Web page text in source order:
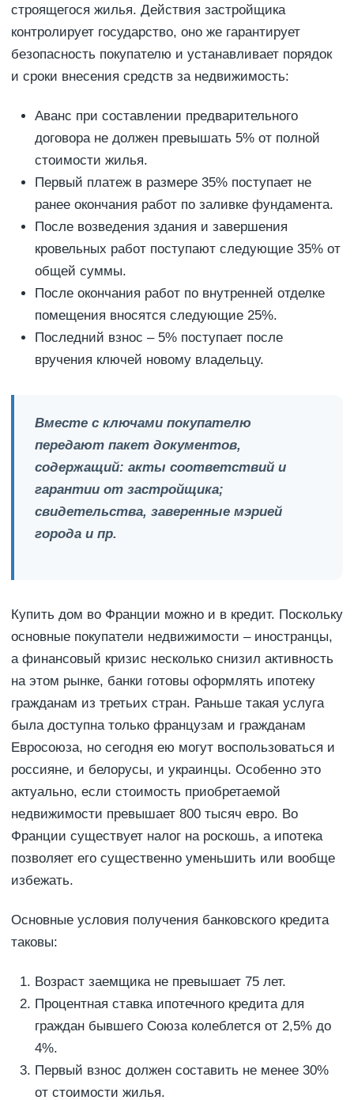
строящегося жилья. Действия застройщика
контролирует государство, оно же гарантирует
безопасность покупателю и устанавливает порядок
и сроки внесения средств за недвижимость:
Аванс при составлении предварительного
договора не должен превышать 5% от полной
стоимости жилья.
Первый платеж в размере 35% поступает не
ранее окончания работ по заливке фундамента.
После возведения здания и завершения
кровельных работ поступают следующие 35% от
общей суммы.
После окончания работ по внутренней отделке
помещения вносятся следующие 25%.
Последний взнос – 5% поступает после
вручения ключей новому владельцу.
Вместе с ключами покупателю
передают пакет документов,
содержащий: акты соответствий и
гарантии от застройщика;
свидетельства, заверенные мэрией
города и пр.
Купить дом во Франции можно и в кредит. Поскольку
основные покупатели недвижимости – иностранцы,
а финансовый кризис несколько снизил активность
на этом рынке, банки готовы оформлять ипотеку
гражданам из третьих стран. Раньше такая услуга
была доступна только французам и гражданам
Евросоюза, но сегодня ею могут воспользоваться и
россияне, и белорусы, и украинцы. Особенно это
актуально, если стоимость приобретаемой
недвижимости превышает 800 тысяч евро. Во
Франции существует налог на роскошь, а ипотека
позволяет его существенно уменьшить или вообще
избежать.
Основные условия получения банковского кредита
таковы:
Возраст заемщика не превышает 75 лет.
Процентная ставка ипотечного кредита для
граждан бывшего Союза колеблется от 2,5% до
4%.
Первый взнос должен составить не менее 30%
от стоимости жилья.